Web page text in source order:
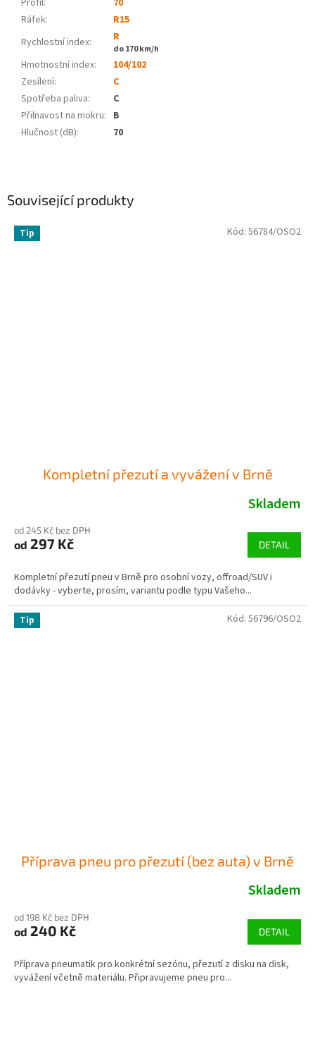
Související produkty
Tip
Kompletní přezutí a vyvážení v Brně
Skladem
od 245 Kč bez DPH
od 297 Kč DETAIL
Kompletní přezutí pneu v Brně pro osobní vozy, offroad/SUV i
dodávky - vyberte, prosím, variantu podle typu Vašeho...
Kód: 56784/OSO2
Tip
Příprava pneu pro přezutí (bez auta) v Brně
Skladem
od 198 Kč bez DPH
od 240 Kč DETAIL
Příprava pneumatik pro konkrétní sezónu, přezutí z disku na disk,
vyvážení včetně materiálu. Připravujeme pneu pro...
Kód: 56796/OSO2
Profil:
70
Ráfek:
R15
Rychlostní index:
R
do 170 km/h
Hmotnostní index:
104/102
Zesílení:
C
Spotřeba paliva:
C
Přilnavost na mokru: B
Hlučnost (dB): 70